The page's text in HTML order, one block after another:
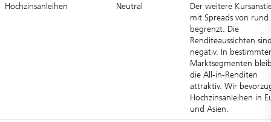
Hochzinsanleihen Neutral
Der weitere
mit Spreads von
begrenzt. Die
Renditeaussichten
negativ. In
Marktsegmenten
die All-in-Renditen
attraktiv. Wir
Hochzinsanleihen in
und Asien.